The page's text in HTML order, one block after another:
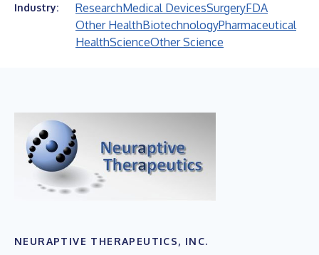
Industry: ResearchMedical DevicesSurgeryFDA
Other HealthBiotechnologyPharmaceutical
HealthScienceOther Science
NEURAPTIVE THERAPEUTICS, INC.